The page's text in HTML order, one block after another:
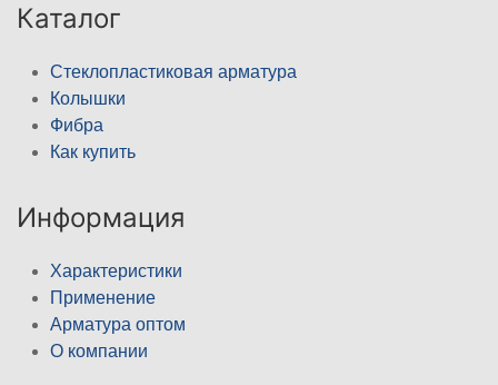
Каталог
Стеклопластиковая арматура
Колышки
Фибра
Как купить
Информация
Характеристики
Применение
Арматура оптом
О компании